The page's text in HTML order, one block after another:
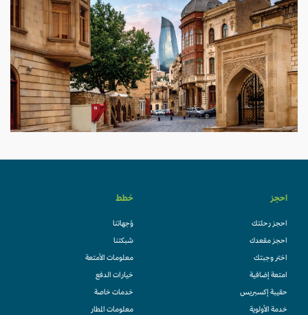
احجز
احجز رحلتك
احجز مقعدك
اختر وجبتك
امتعة إضافية
حقيبة إكسبريس
خدمة الأولوية
خطط
وُجهاتنا
شبكتنا
معلومات الأمتعة
خيارات الدفع
خدمات خاصة
معلومات المطار